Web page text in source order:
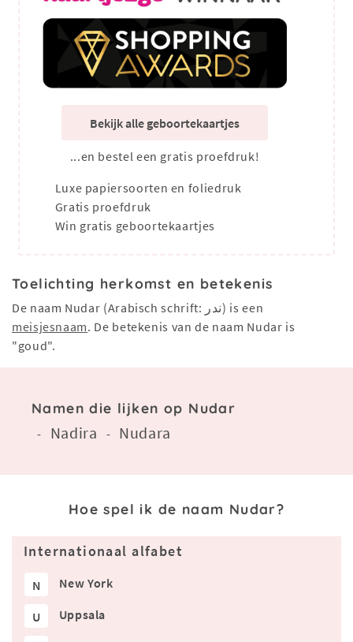
Bekijk alle geboortekaartjes
...en bestel een gratis proefdruk!
Luxe papiersoorten en foliedruk
Gratis proefdruk
Win gratis geboortekaartjes
Toelichting herkomst en betekenis
De naam Nudar (Arabisch schrift: ندر) is een
meisjesnaam. De betekenis van de naam Nudar is
"goud".
Namen die lijken op Nudar
- Nadira - Nudara
Hoe spel ik de naam Nudar?
Internationaal alfabet
N New York
U Uppsala